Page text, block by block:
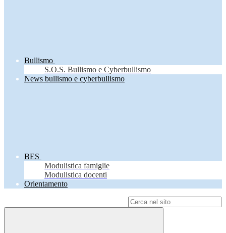
Bullismo
S.O.S. Bullismo e Cyberbullismo
News bullismo e cyberbullismo
BES
Modulistica famiglie
Modulistica docenti
Orientamento